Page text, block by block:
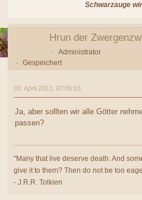
Schwarzauge
Hrun der
Administrator
Gespeichert
03. April 2013, 07:06:03
Ja, aber sollten wir alle Götter
passen?
"Many that live deserve death. And
give it to them? Then do not be too
- J.R.R. Tolkien